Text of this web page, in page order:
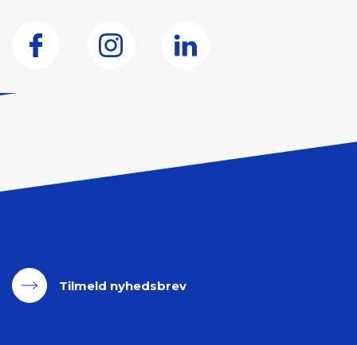
Tilmeld nyhedsbrev